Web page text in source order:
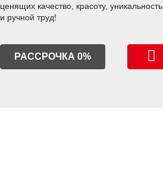
ценящих качество, красоту, уникальность
и ручной труд!
РАССРОЧКА 0%